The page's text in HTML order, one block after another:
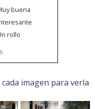
buena
rollo
imagen para verla